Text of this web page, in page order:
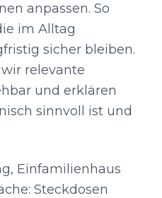
anpassen. So
im Alltag
sicher bleiben.
relevante
und erklären
sinnvoll ist und
Einfamilienhaus
Steckdosen